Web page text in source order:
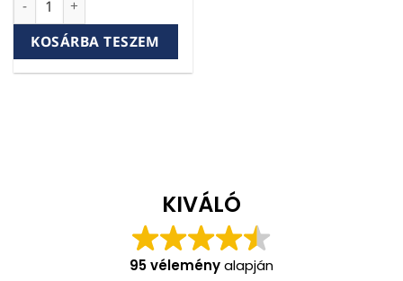
KOSÁRBA TESZEM
KIVÁLÓ
95 véleményalapján